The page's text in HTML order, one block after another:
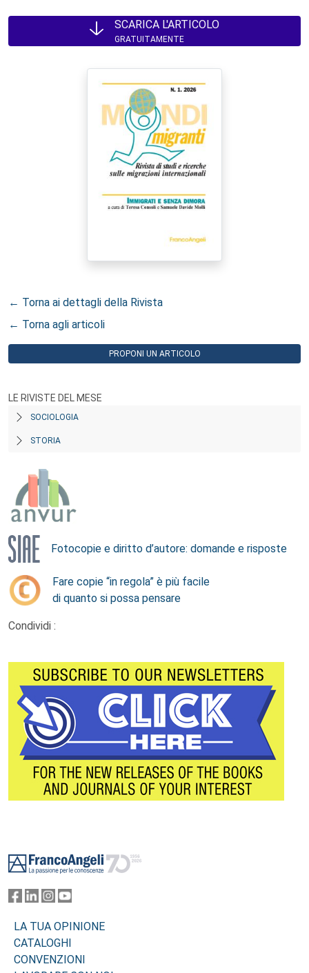
SCARICA L'ARTICOLO
GRATUITAMENTE
← Torna ai dettagli della Rivista
← Torna agli articoli
PROPONI UN ARTICOLO
LE RIVISTE DEL MESE
SOCIOLOGIA
STORIA
Fotocopie e diritto d’autore: domande e risposte
Fare copie “in regola” è più facile
di quanto si possa pensare
Condividi :
LA TUA OPINIONE
CATALOGHI
CONVENZIONI